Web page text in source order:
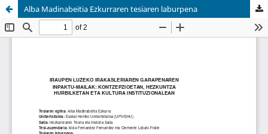
Alba Madinabeitia Ezkurraren tesiaren laburpena